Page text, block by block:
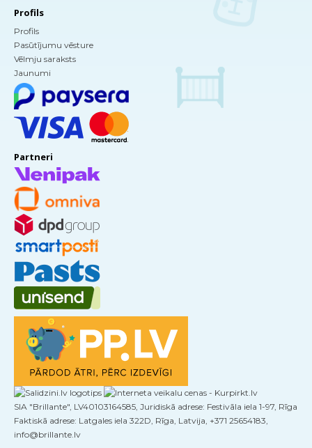
Profils
Profils
Pasūtījumu vēsture
Vēlmju saraksts
Jaunumi
Partneri
SIA "Brillante", LV40103164585, Juridiskā adrese: Festivāla iela 1-97, Rīga
Faktiskā adrese: Latgales iela 322D, Rīga, Latvija, +371 25654183,
info@brillante.lv